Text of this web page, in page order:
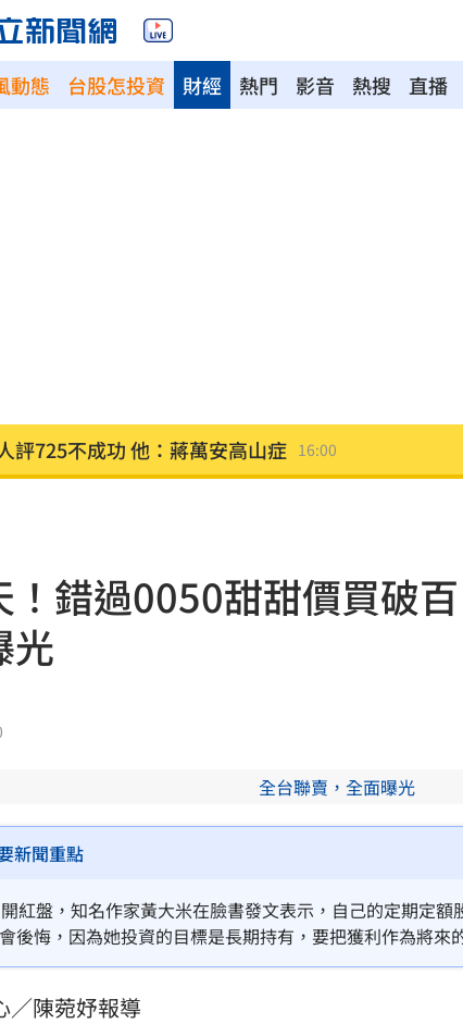
動態 台股怎投資 熱門 影音 熱搜 直播
財經
評725不成功 他：蔣萬安高山症 16:00
苗詐慈濟10億！主謀竟是無業男
百萬現金消失 鬆口驚人內幕 15:59
鐘被迫請假1hr 律師：已觸法
「會發陸警」？氣象署最新說明
釀禍！騎士慘勾摔車「臉掛彩」
文宣驚見中國國徽 林楚茵轟這句 15:52
蘇南維:靠近選舉怎麼講都失焦
1.8倍影響 凱基金永續布局結果 15:50
像飯撒互動 認了：開心最重要 15:49
％是這2種 氣象署認證破壞力大
！錯過0050甜甜價買破
光
全台聯賣，全面曝光
新聞重點
紅盤，知名作家黃大米在臉書發文表示，自己的定期定額
後悔，因為她投資的目標是長期持有，要把獲利作為將來
／陳菀妤報導